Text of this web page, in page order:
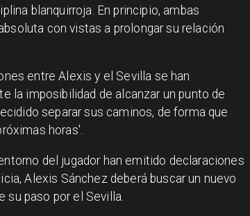
blanquirroja. En principio, ambas
con vistas a prolongar su relación
entre Alexis y el Sevilla se han
la imposibilidad de alcanzar un punto de
separar sus caminos, de forma que
horas'.
del jugador han emitido declaraciones
Alexis Sánchez deberá buscar un nuevo
su paso por el Sevilla.